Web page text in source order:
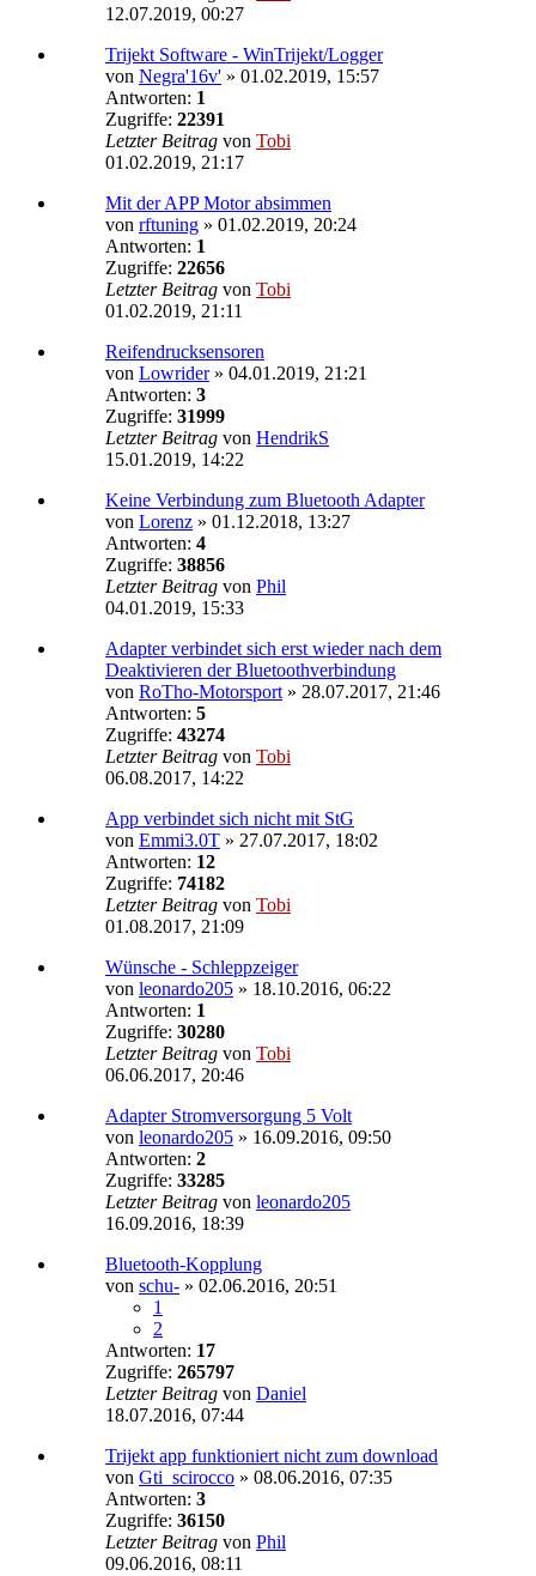
12.07.2019, 00:27
Trijekt Software - WinTrijekt/Logger
von Negra'16v' » 01.02.2019, 15:57
Antworten: 1
Zugriffe: 22391
Letzter Beitrag von Tobi
01.02.2019, 21:17
Mit der APP Motor absimmen
von rftuning » 01.02.2019, 20:24
Antworten: 1
Zugriffe: 22656
Letzter Beitrag von Tobi
01.02.2019, 21:11
Reifendrucksensoren
von Lowrider» 04.01.2019, 21:21
Antworten: 3
Zugriffe: 31999
Letzter Beitrag von HendrikS
15.01.2019, 14:22
Keine Verbindung zum Bluetooth Adapter
von Lorenz » 01.12.2018, 13:27
Antworten: 4
Zugriffe: 38856
Letzter Beitrag von Phil
04.01.2019, 15:33
Adapter verbindet sich erst wieder nach dem
Deaktivieren der Bluetoothverbindung
von RoTho-Motorsport » 28.07.2017, 21:46
Antworten: 5
Zugriffe: 43274
Letzter Beitrag von Tobi
06.08.2017, 14:22
App verbindet sich nicht mit StG
von Emmi3.0T » 27.07.2017, 18:02
Antworten: 12
Zugriffe: 74182
Letzter Beitrag von Tobi
01.08.2017, 21:09
Wünsche - Schleppzeiger
von leonardo205 » 18.10.2016, 06:22
Antworten: 1
Zugriffe: 30280
Letzter Beitrag von Tobi
06.06.2017, 20:46
Adapter Stromversorgung 5 Volt
von leonardo205 » 16.09.2016, 09:50
Antworten: 2
Zugriffe: 33285
Letzter Beitrag von leonardo205
16.09.2016, 18:39
Bluetooth-Kopplung
von schu- » 02.06.2016, 20:51
1
2
Antworten: 17
Zugriffe: 265797
Letzter Beitrag von Daniel
18.07.2016, 07:44
Trijekt app funktioniert nicht zum download
von Gti_scirocco » 08.06.2016, 07:35
Antworten: 3
Zugriffe: 36150
Letzter Beitrag von Phil
09.06.2016, 08:11